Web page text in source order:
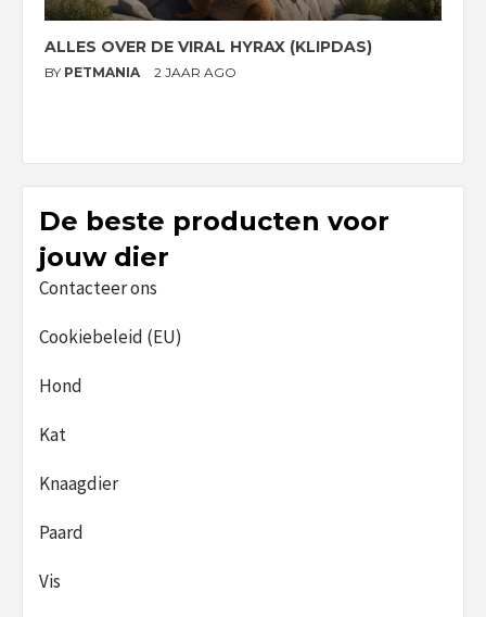
ALLES OVER DE VIRAL HYRAX (KLIPDAS)
BY PETMANIA 2 JAAR AGO
De beste producten voor
jouw dier
Contacteer ons
Cookiebeleid (EU)
Hond
Kat
Knaagdier
Paard
Vis